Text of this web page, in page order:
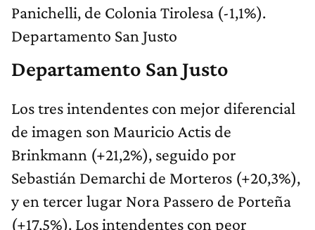
Panichelli, de Colonia Tirolesa (-1,1%).
Departamento San Justo
Departamento San Justo
Los tres intendentes con mejor diferencial
de imagen son Mauricio Actis de
Brinkmann (+21,2%), seguido por
Sebastián Demarchi de Morteros (+20,3%),
y en tercer lugar Nora Passero de Porteña
(+17,5%). Los intendentes con peor